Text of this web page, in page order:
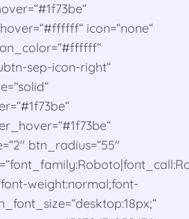
icon=“none“
sep-icon-right“
btn_radius=“55″
weight:normal;font-